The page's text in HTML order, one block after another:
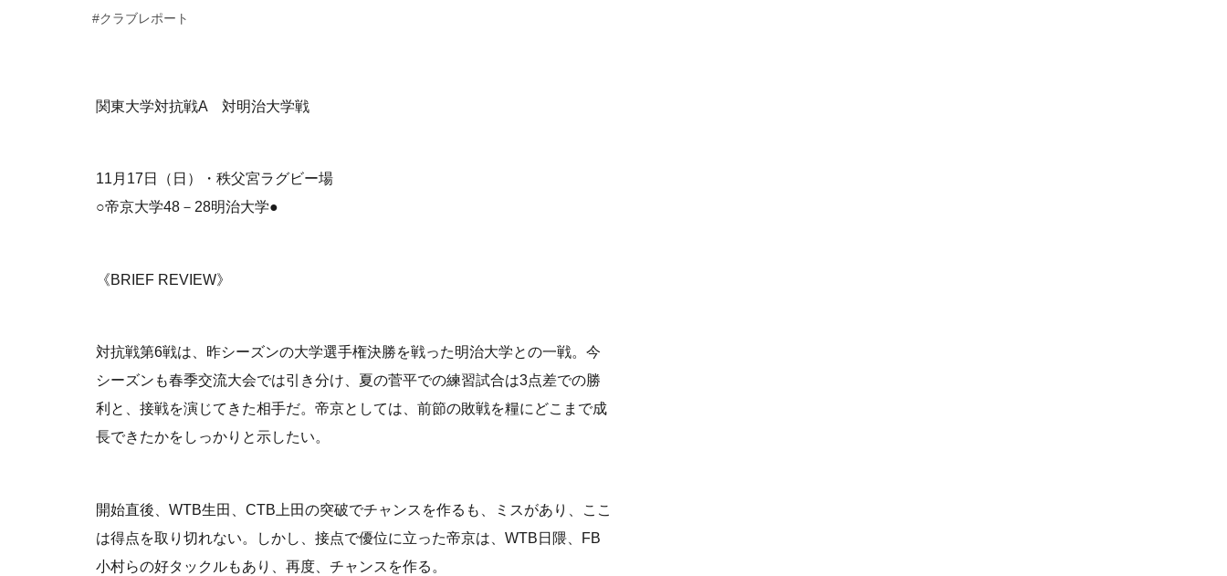
お問い合わせ
#クラブレポート
関東大学対抗戦A 対明治大学戦
11月17日（日）・秩父宮ラグビー場
○帝京大学48－28明治大学●
《BRIEF REVIEW》
対抗戦第6戦は、昨シーズンの大学選手権決勝を戦った明治大学との一戦。今
シーズンも春季交流大会では引き分け、夏の菅平での練習試合は3点差での勝
利と、接戦を演じてきた相手だ。帝京としては、前節の敗戦を糧にどこまで成
長できたかをしっかりと示したい。
開始直後、WTB生田、CTB上田の突破でチャンスを作るも、ミスがあり、ここ
は得点を取り切れない。しかし、接点で優位に立った帝京は、WTB日隈、FB
小村らの好タックルもあり、再度、チャンスを作る。